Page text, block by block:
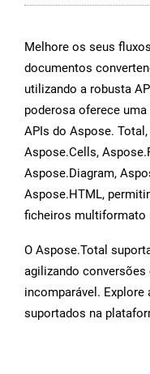
Melhore os seus
documentos
utilizando a robusta
poderosa oferece
APIs do Aspose.
Aspose.Cells,
Aspose.Diagram,
Aspose.HTML,
ficheiros multiformato
O Aspose.Total
agilizando
incomparável.
suportados na